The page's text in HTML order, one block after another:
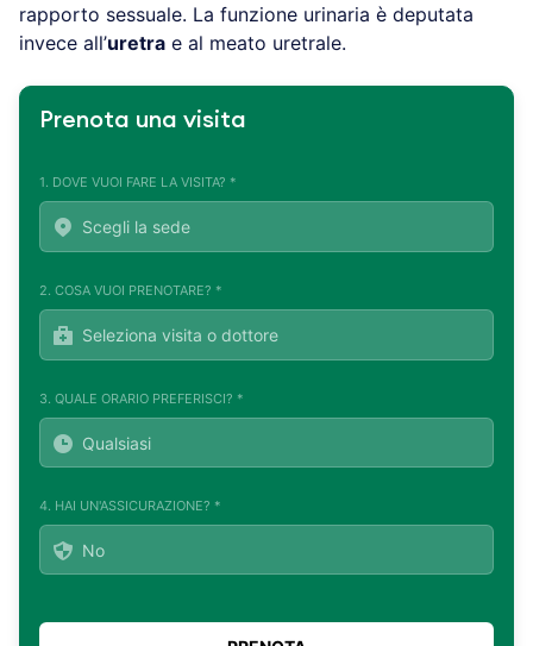
rapporto sessuale. La funzione urinaria è deputata
invece all’uretra e al meato uretrale.
Prenota una visita
1. DOVE VUOI FARE LA VISITA? *
2. COSA VUOI PRENOTARE? *
3. QUALE ORARIO PREFERISCI? *
4. HAI UN'ASSICURAZIONE? *